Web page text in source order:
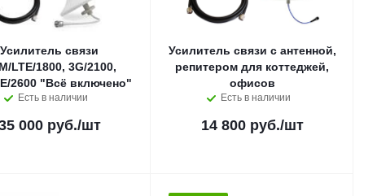
Усилитель связи
LTE/1800, 3G/2100,
2600 "Всё включено"
Есть в наличии
000 руб./шт
Усилитель связи с антенной,
репитером для коттеджей,
офисов
Есть в наличии
14 800 руб./шт